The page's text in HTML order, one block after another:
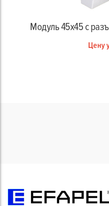
Модуль 45х45 с
Цену